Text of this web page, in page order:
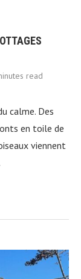
read
calme. Des
en toile de
viennent